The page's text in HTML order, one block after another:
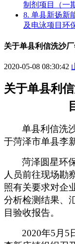
制剂项目（一
8. 单县新扬新
及电泳项目环
关于单县利信洗沙
2020-05-08 08:30:42
关于单县利
单县利信洗
于菏泽市单县李
菏泽圆星环
人员前往现场勘
照有关要求对企
分析检测结果、
目验收报告。
2020年5 月 5